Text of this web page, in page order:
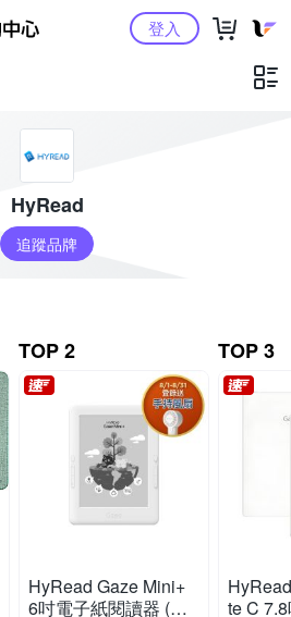
Yahoo購物中心登入
HyRead
追蹤品牌
TOP 2
HyRead Gaze Mini+
6吋電子紙閱讀器 (經
TOP 3
te C